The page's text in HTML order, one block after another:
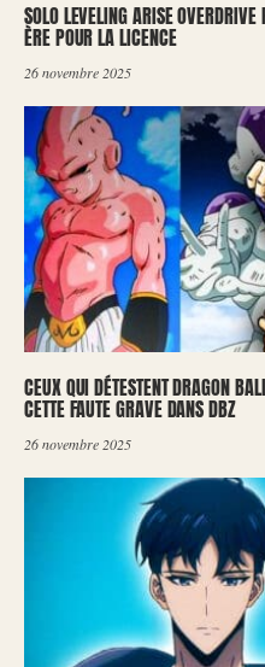
SOLO LEVELING ARISE OVERDRIVE
ÈRE POUR LA LICENCE
26 novembre 2025
CEUX QUI DÉTESTENT DRAGON
CETTE FAUTE GRAVE DANS DBZ
26 novembre 2025